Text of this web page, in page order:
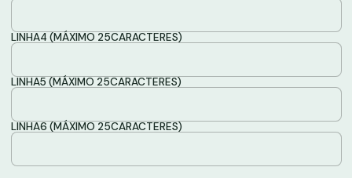
LINHA4 (MÁXIMO 25CARACTERES)
LINHA5 (MÁXIMO 25CARACTERES)
LINHA6 (MÁXIMO 25CARACTERES)